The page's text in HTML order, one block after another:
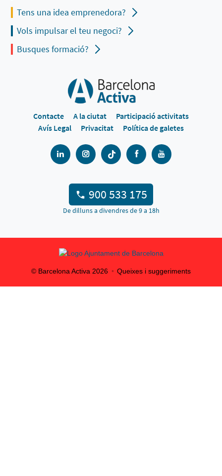
Tens una idea emprenedora?
Vols impulsar el teu negoci?
Busques formació?
Contacte A la ciutat
Participació activitats
Avís Legal
Privacitat Política de galetes
900 533 175
De dilluns a divendres de 9 a 18h
© Barcelona Activa 2026 Queixes i suggeriments